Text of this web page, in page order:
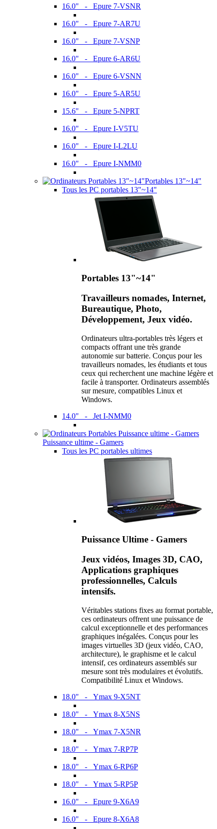
16.0" - Epure 7-VSNR
16.0" - Epure 7-AR7U
16.0" - Epure 7-VSNP
16.0" - Epure 6-AR6U
16.0" - Epure 6-VSNN
16.0" - Epure 5-AR5U
15.6" - Epure 5-NPRT
16.0" - Epure I-V5TU
16.0" - Epure I-L2LU
16.0" - Epure I-NMM0
Portables 13"~14"
Tous les PC portables 13"~14"
Portables 13"~14"
Travailleurs nomades, Internet,
Bureautique, Photo,
Développement, Jeux vidéo.
Ordinateurs ultra-portables très légers et
compacts offrant une très grande
autonomie sur batterie. Conçus pour les
travailleurs nomades, les étudiants et tous
ceux qui recherchent une machine légère et
facile à transporter. Ordinateurs assemblés
sur mesure, compatibles Linux et
Windows.
14.0" - Jet I-NMM0
Puissance ultime - Gamers
Tous les PC portables ultimes
Puissance Ultime - Gamers
Jeux vidéos, Images 3D, CAO,
Applications graphiques
professionnelles, Calculs
intensifs.
Véritables stations fixes au format portable,
ces ordinateurs offrent une puissance de
calcul exceptionnelle et des performances
graphiques inégalées. Conçus pour les
images virtuelles 3D (jeux vidéo, CAO,
architecture), le graphisme et le calcul
intensif, ces ordinateurs assemblés sur
mesure sont très modulaires et évolutifs.
Compatibilité Linux et Windows.
18.0" - Ymax 9-X5NT
18.0" - Ymax 8-X5NS
18.0" - Ymax 7-X5NR
18.0" - Ymax 7-RP7P
18.0" - Ymax 6-RP6P
18.0" - Ymax 5-RP5P
16.0" - Epure 9-X6A9
16.0" - Epure 8-X6A8